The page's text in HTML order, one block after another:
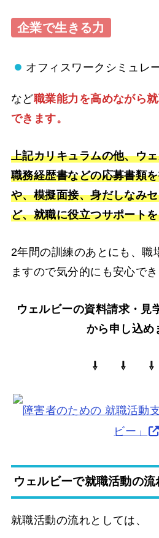
企業で生きる力
オフィスワークシミュレ
など職業能力を高めながら
できます。
上記カリキュラムの他、ウ
職務経歴書などの応募書類
や、模擬面接、身だしなみ
ど、就職に役立つサポート
2年間の訓練のあとにも、職
ますので気分的にも安心でき
ウェルビーの資料請求・見
から申し込め
⇩ ⇩
障害者のための 就職活動
ビー」
ウェルビーで就職活動の流
就職活動の流れとしては、